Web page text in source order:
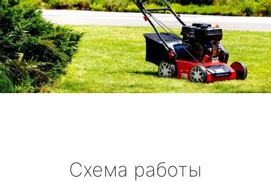
Схема работы